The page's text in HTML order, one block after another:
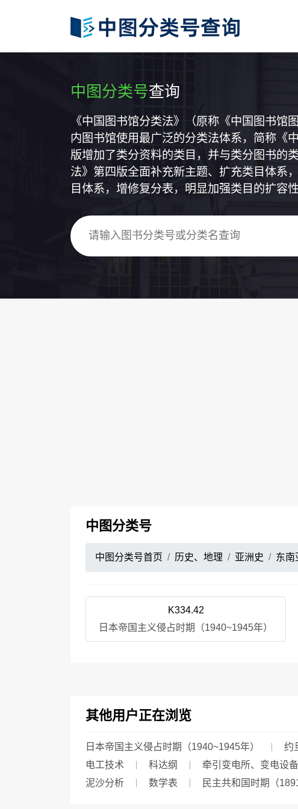
中图分类号查询
《中国图书馆分类法》（原称《中国图书
内图书馆使用最广泛的分类法体系，简称《
版增加了类分资料的类目，并与类分图书的
法》第四版全面补充新主题、扩充类目体系
目体系，增修复分表，明显加强类目的扩容
中图分类号
中图分类号首页 历史、地理 亚洲史 东南
K334.42
日本帝国主义侵占时期（1940~1945年）
其他用户正在浏览
日本帝国主义侵占时期（1940~1945年） 约
电工技术
科达纲 牵引变电所、变电设备
泥沙分析
数学表 民主共和国时期（